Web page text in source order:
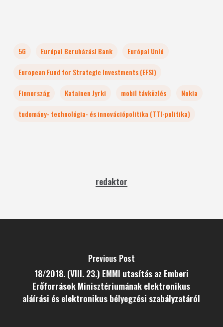
5G Európai Beruházási Bank
Európai Unió
European Fund for Strategic Investments (EFSI)
Finnország
Katainen Jyrki mobil távközlés
Nokia
tudomány- technológia- és innovációpolitika (TTI-politika)
redaktor
Previous Post
18/2018. (VIII. 23.) EMMI utasítás az Emberi
Erőforrások Minisztériumának elektronikus
aláírási és elektronikus bélyegzési szabályzatáról